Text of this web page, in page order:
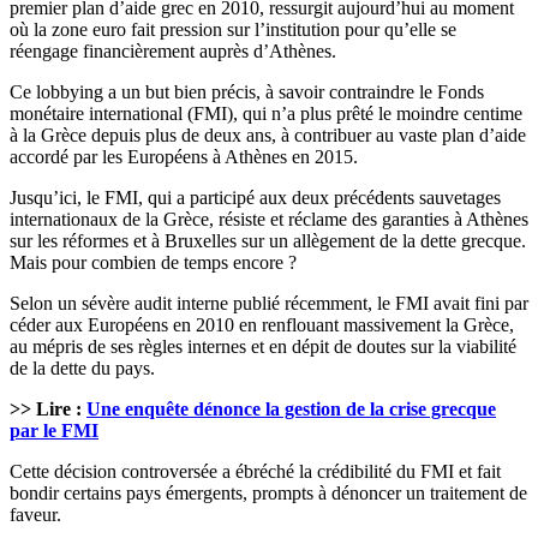
premier plan d’aide grec en 2010, ressurgit aujourd’hui au moment
où la zone euro fait pression sur l’institution pour qu’elle se
réengage financièrement auprès d’Athènes.
Ce lobbying a un but bien précis, à savoir contraindre le Fonds
monétaire international (FMI), qui n’a plus prêté le moindre centime
à la Grèce depuis plus de deux ans, à contribuer au vaste plan d’aide
accordé par les Européens à Athènes en 2015.
Jusqu’ici, le FMI, qui a participé aux deux précédents sauvetages
internationaux de la Grèce, résiste et réclame des garanties à Athènes
sur les réformes et à Bruxelles sur un allègement de la dette grecque.
Mais pour combien de temps encore ?
Selon un sévère audit interne publié récemment, le FMI avait fini par
céder aux Européens en 2010 en renflouant massivement la Grèce,
au mépris de ses règles internes et en dépit de doutes sur la viabilité
de la dette du pays.
>> Lire : Une enquête dénonce la gestion de la crise grecque
par le FMI
Cette décision controversée a ébréché la crédibilité du FMI et fait
bondir certains pays émergents, prompts à dénoncer un traitement de
faveur.